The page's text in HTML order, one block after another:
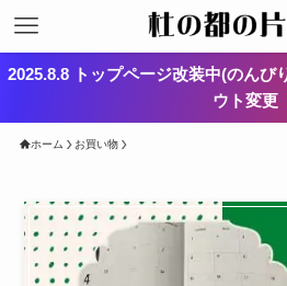
2025.8.8 トップページ改装中(のん
ウト変更
ホーム お買い物